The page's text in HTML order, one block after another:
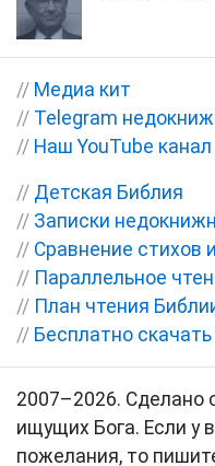
// Медиа кит
// Telegram
// Наш YouTube канал
// Детская Библия
// Записки
// Сравнение стихов
// Параллельное
// План чтения
// Бесплатно
2007–2026.
ищущих Бога. Если у
пожелания, то